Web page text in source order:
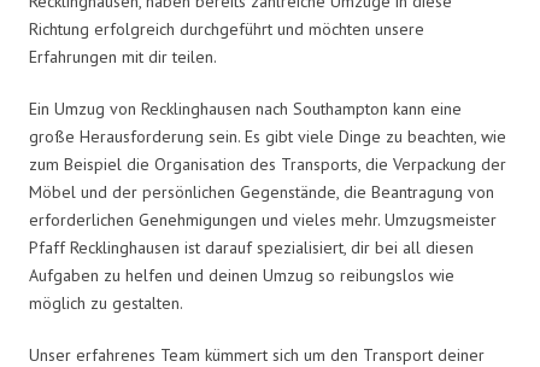
Richtung erfolgreich durchgeführt und möchten unsere
Erfahrungen mit dir teilen.
Ein Umzug von Recklinghausen nach Southampton kann eine
große Herausforderung sein. Es gibt viele Dinge zu beachten, wie
zum Beispiel die Organisation des Transports, die Verpackung der
Möbel und der persönlichen Gegenstände, die Beantragung von
erforderlichen Genehmigungen und vieles mehr. Umzugsmeister
Pfaff Recklinghausen ist darauf spezialisiert, dir bei all diesen
Aufgaben zu helfen und deinen Umzug so reibungslos wie
möglich zu gestalten.
Unser erfahrenes Team kümmert sich um den Transport deiner